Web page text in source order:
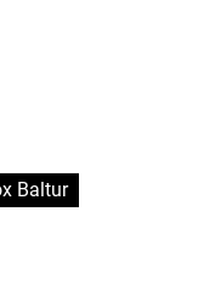
Baltur